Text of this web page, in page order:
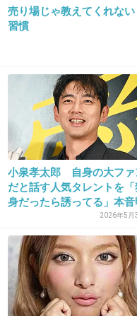
21. 匿名
皆知ってますよね
22. 匿名2013/05/28(火) 16:04:25
(;´д｀)さっしー俺は味方だよ
さっしーのおしっこ飲みたい！
23. 匿名2013/05/28(火) 16:04:49
売り場じゃ教えてくれな
習慣
小泉孝太郎 自身の大ファ
だと話す人気タレントを
身だったら誘ってる」本音
2026年5月